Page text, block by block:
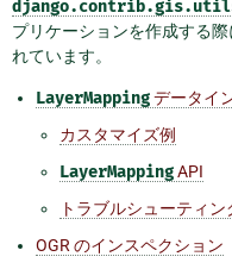
プリケーションを作成する
れています。
LayerMappingデータイ
カスタマイズ例
LayerMappingAPI
トラブルシューティン
OGR のインスペクション